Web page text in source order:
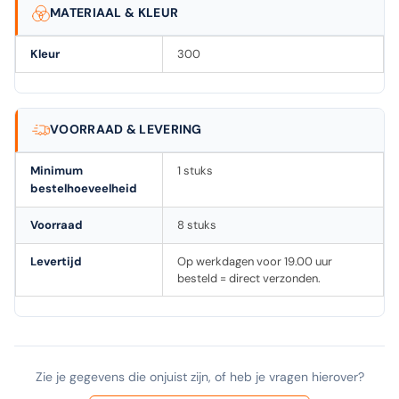
MATERIAAL & KLEUR
Kleur 300
VOORRAAD & LEVERING
Minimum
bestelhoeveelheid
1 stuks
Voorraad 8 stuks
Levertijd
Op werkdagen voor 19.00 uur
besteld = direct verzonden.
Zie je gegevens die onjuist zijn, of heb je vragen hierover?